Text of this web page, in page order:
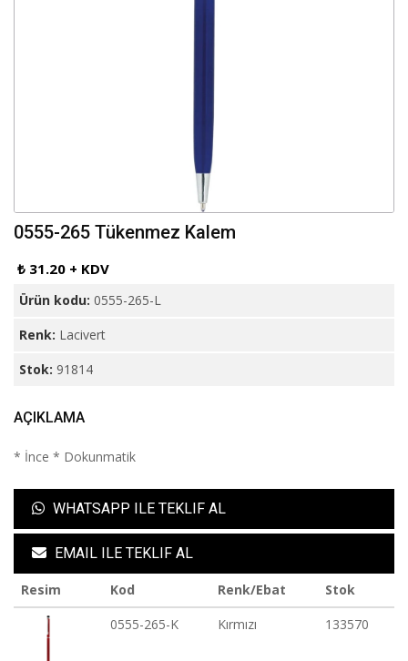
0555-265 Tükenmez Kalem
₺ 31.20 + KDV
Ürün kodu: 0555-265-L
Renk: Lacivert
Stok: 91814
AÇIKLAMA
* İnce * Dokunmatik
WHATSAPP ILE TEKLIF AL
EMAIL ILE TEKLIF AL
Resim Kod Renk/Ebat
Stok
0555-265-K
Kırmızı 133570